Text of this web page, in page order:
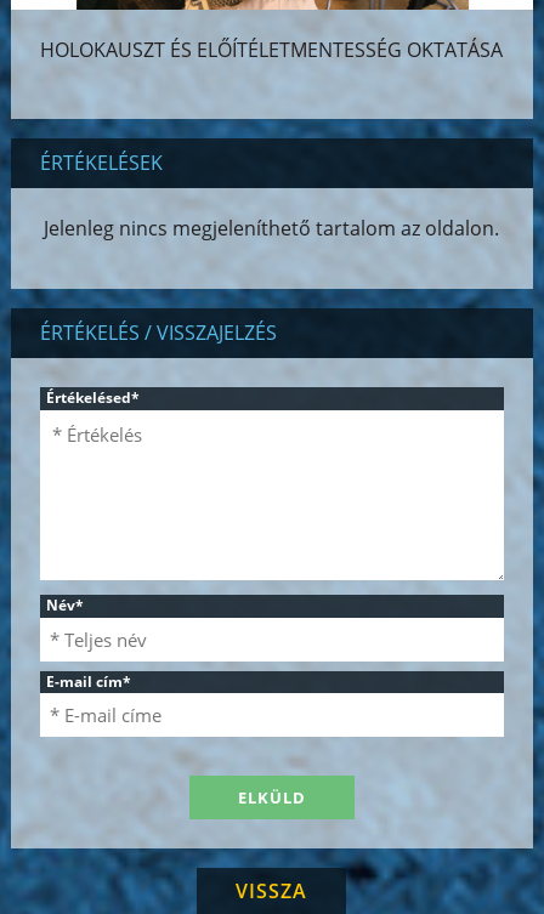
HOLOKAUSZT ÉS ELŐÍTÉLETMENTESSÉG OKTATÁSA
ÉRTÉKELÉSEK
Jelenleg nincs megjeleníthető tartalom az oldalon.
ÉRTÉKELÉS / VISSZAJELZÉS
Értékelésed*
Név*
E-mail cím*
VISSZA